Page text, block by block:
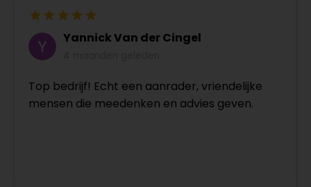
Yannick Van der Cingel
Top bedrijf! Echt een aanrader, vriendelijke
mensen die meedenken en advies geven.